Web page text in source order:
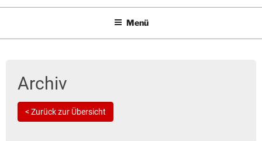
Menü
Archiv
< Zurück zur Übersicht